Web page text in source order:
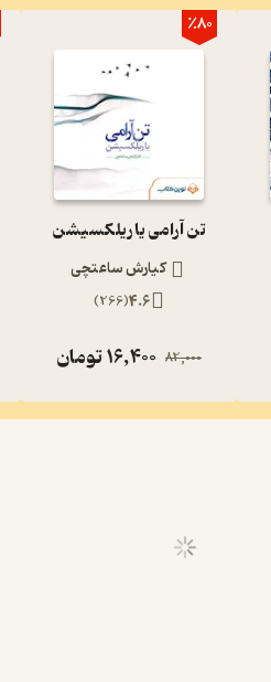
٪80
تن آرامی یا ریلکسیشن
کیارش ساعتچی
4.6
(
266
)
82,000
16,400تومان